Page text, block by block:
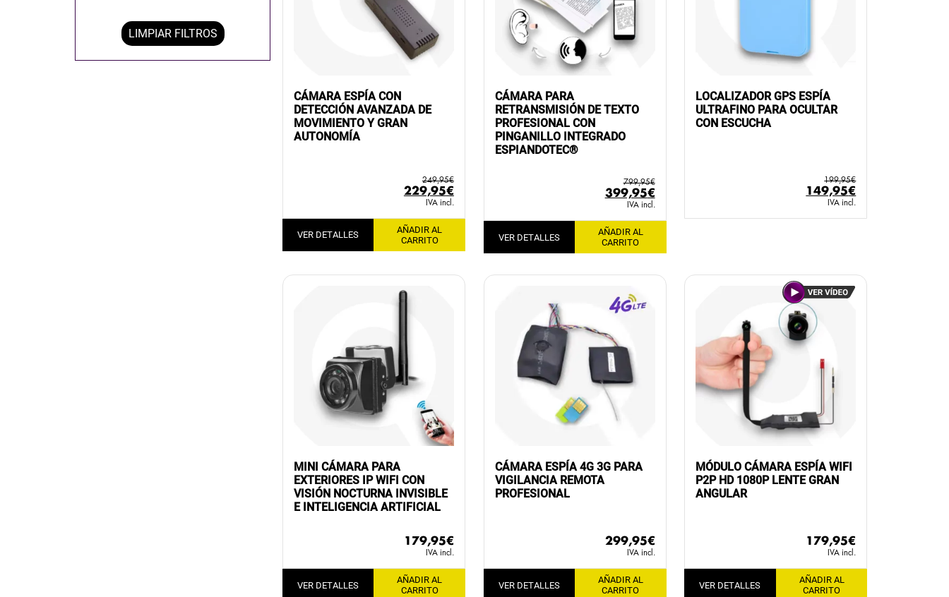
LIMPIAR FILTROS
CÁMARA ESPÍA CON
DETECCIÓN AVANZADA DE
MOVIMIENTO Y GRAN
AUTONOMÍA
249,95€
El
precio
original
era:
249,95€.
229,95€El
precio
actual
229,95€.
IVA incl.
VER DETALLES
AÑADIR AL
CARRITO
CÁMARA PARA
RETRANSMISIÓN DE TEXTO
PROFESIONAL CON
PINGANILLO INTEGRADO
ESPIANDOTEC®
799,95€
El
precio
original
era:
799,95€.
399,95€El
precio
actual
IVA incl.
VER DETALLES
AÑADIR AL
CARRITO
LOCALIZADOR GPS ESPÍA
ULTRAFINO PARA OCULTAR
CON ESCUCHA
199,95€
El
precio
original
149,95€
precio
actual
IVA incl.
MINI CÁMARA PARA
EXTERIORES IP WIFI CON
VISIÓN NOCTURNA INVISIBLE
E INTELIGENCIA ARTIFICIAL
179,95€
IVA incl.
VER DETALLES
AÑADIR AL
CARRITO
CÁMARA ESPÍA 4G 3G PARA
VIGILANCIA REMOTA
PROFESIONAL
299,95€
IVA incl.
VER DETALLES
AÑADIR AL
CARRITO
MÓDULO CÁMARA ESPÍA WIFI
P2P HD 1080P LENTE GRAN
ANGULAR
179,95€
IVA incl.
VER DETALLES
AÑADIR AL
CARRITO